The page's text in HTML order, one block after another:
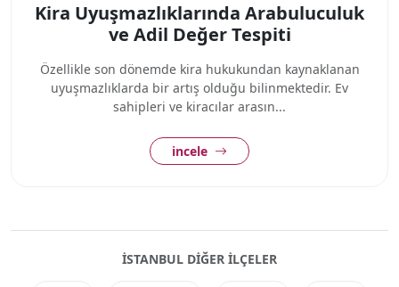
Kira Uyuşmazlıklarında Arabuluculuk
ve Adil Değer Tespiti
Özellikle son dönemde kira hukukundan kaynaklanan
uyuşmazlıklarda bir artış olduğu bilinmektedir. Ev
sahipleri ve kiracılar arasın...
incele
İSTANBUL DIĞER ILÇELER